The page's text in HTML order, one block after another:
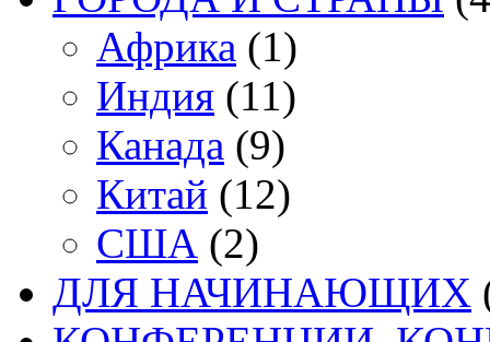
Африка (1)
Индия (11)
Канада (9)
Китай (12)
США (2)
ДЛЯ НАЧИНАЮЩИХ